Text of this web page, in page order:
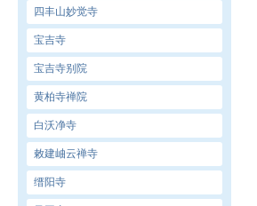
四丰山妙觉寺
宝吉寺
宝吉寺别院
黄柏寺禅院
白沃净寺
敕建岫云禅寺
缙阳寺